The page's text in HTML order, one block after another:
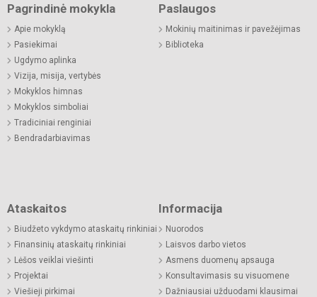
Pagrindinė mokykla
Apie mokyklą
Pasiekimai
Ugdymo aplinka
Vizija, misija, vertybės
Mokyklos himnas
Mokyklos simboliai
Tradiciniai renginiai
Bendradarbiavimas
Paslaugos
Mokinių maitinimas ir pavežėjimas
Biblioteka
Ataskaitos
Biudžeto vykdymo ataskaitų rinkiniai
Finansinių ataskaitų rinkiniai
Lėšos veiklai viešinti
Projektai
Viešieji pirkimai
Informacija
Nuorodos
Laisvos darbo vietos
Asmens duomenų apsauga
Konsultavimasis su visuomene
Dažniausiai užduodami klausimai